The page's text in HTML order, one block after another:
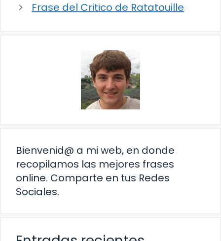
Frase del Critico de Ratatouille
Bienvenid@ a mi web, en donde
recopilamos las mejores frases
online. Comparte en tus Redes
Sociales.